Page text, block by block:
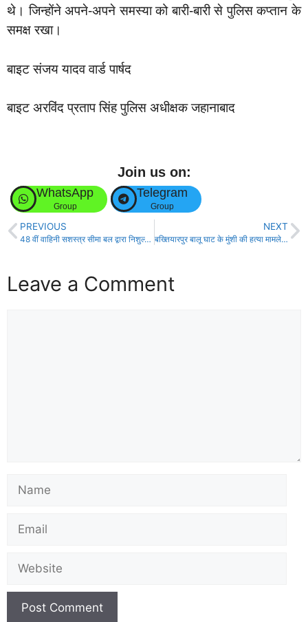
थे। जिन्होंने अपने-अपने समस्या को बारी-बारी से पुलिस कप्तान के
समक्ष रखा।
बाइट संजय यादव वार्ड पार्षद
बाइट अरविंद प्रताप सिंह पुलिस अधीक्षक जहानाबाद
Join us on:
WhatsApp
Group
Telegram
Group
PREVIOUS
48 वीं वाहिनी सशस्त्र सीमा बल द्वारा निशुल्क पशु चिकित्सा शिविर का आयोजन!
NEXT
बख्तियारपुर बालू घाट के मुंशी की हत्या मामले का 24 घंटे के अन्दर सफल उद्भेदन, मामले में तीन अभियुक्त गिरफ्तार, जानिए क्या है हत्या का कारण
Leave a Comment